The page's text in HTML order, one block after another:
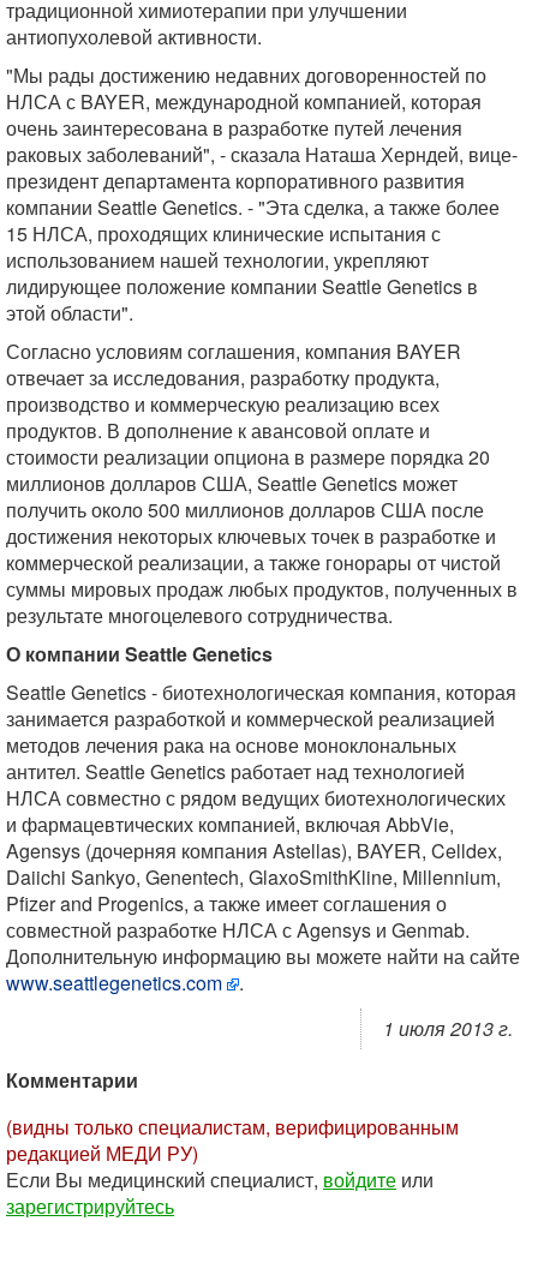
традиционной химиотерапии при улучшении
антиопухолевой активности.
"Мы рады достижению недавних договоренностей по
НЛСА с BAYER, международной компанией, которая
очень заинтересована в разработке путей лечения
раковых заболеваний", - сказала Наташа Херндей, вице-
президент департамента корпоративного развития
компании Seattle Genetics. - "Эта сделка, а также более
15 НЛСА, проходящих клинические испытания с
использованием нашей технологии, укрепляют
лидирующее положение компании Seattle Genetics в
этой области".
Согласно условиям соглашения, компания BAYER
отвечает за исследования, разработку продукта,
производство и коммерческую реализацию всех
продуктов. В дополнение к авансовой оплате и
стоимости реализации опциона в размере порядка 20
миллионов долларов США, Seattle Genetics может
получить около 500 миллионов долларов США после
достижения некоторых ключевых точек в разработке и
коммерческой реализации, а также гонорары от чистой
суммы мировых продаж любых продуктов, полученных в
результате многоцелевого сотрудничества.
О компании Seattle Genetics
Seattle Genetics - биотехнологическая компания, которая
занимается разработкой и коммерческой реализацией
методов лечения рака на основе моноклональных
антител. Seattle Genetics работает над технологией
НЛСА совместно с рядом ведущих биотехнологических
и фармацевтических компанией, включая AbbVie,
Agensys (дочерняя компания Astellas), BAYER, Celldex,
Daiichi Sankyo, Genentech, GlaxoSmithKline, Millennium,
Pfizer and Progenics, а также имеет соглашения о
совместной разработке НЛСА с Agensys и Genmab.
Дополнительную информацию вы можете найти на сайте
www.seattlegenetics.com
.
1 июля 2013 г.
Комментарии
(видны только специалистам, верифицированным
редакцией МЕДИ РУ)
Если Вы медицинский специалист, войдите или
зарегистрируйтесь